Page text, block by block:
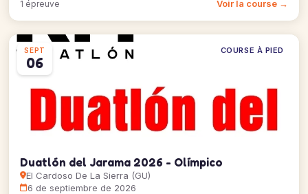
1 épreuve Voir la course →
SEPT
06
COURSE À PIED
Duatlón del Jarama 2026 - Olímpico
El Cardoso De La Sierra (GU)
6 de septiembre de 2026